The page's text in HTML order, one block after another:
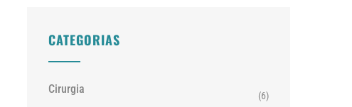
CATEGORIAS
Cirurgia (6)